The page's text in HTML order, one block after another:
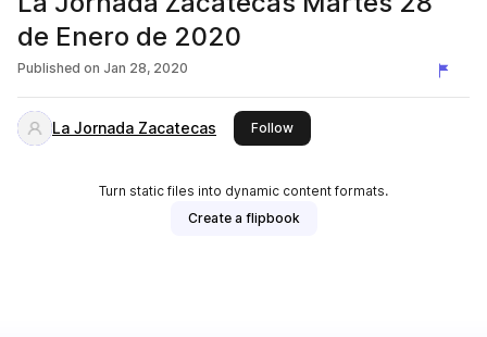
de Enero de 2020
Published on Jan 28, 2020
La Jornada Zacatecas Followthis publisher
Turn static files into dynamic content formats.
Create a flipbook